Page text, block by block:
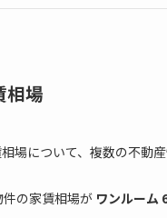
相場
場について、複数の不動
の家賃相場が ワンルーム